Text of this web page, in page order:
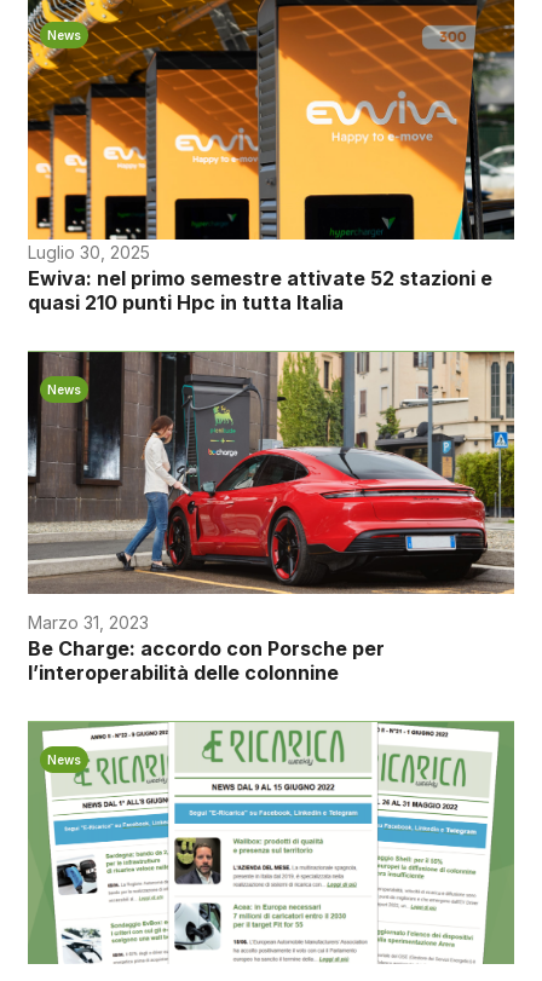
News
Luglio 30, 2025
Ewiva: nel primo semestre attivate 52 stazioni e
quasi 210 punti Hpc in tutta Italia
News
Marzo 31, 2023
Be Charge: accordo con Porsche per
l’interoperabilità delle colonnine
News